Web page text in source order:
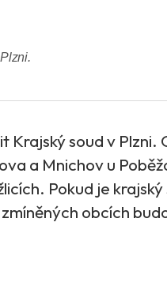
Krajský soud v Plzni.
a Mnichov u
Pokud je krajský
obcích